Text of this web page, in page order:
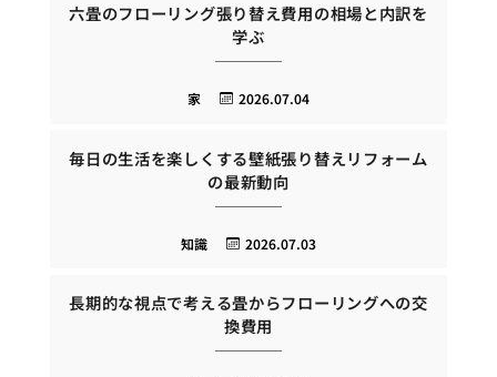
六畳のフローリング張り替え費用の相場と内訳を
学ぶ
2026.07.04
家
毎日の生活を楽しくする壁紙張り替えリフォーム
の最新動向
2026.07.03
知識
長期的な視点で考える畳からフローリングへの交
換費用